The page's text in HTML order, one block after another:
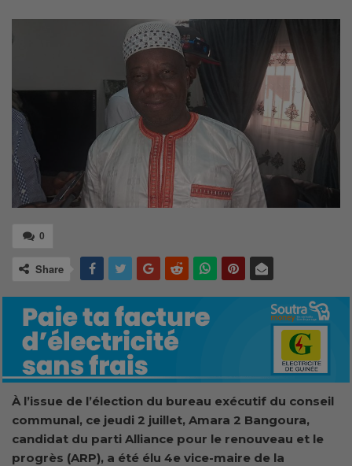
0
Share
À l’issue de l’élection du bureau exécutif du conseil
communal, ce jeudi 2 juillet, Amara 2 Bangoura,
candidat du parti Alliance pour le renouveau et le
progrès (ARP), a été élu 4e vice-maire de la